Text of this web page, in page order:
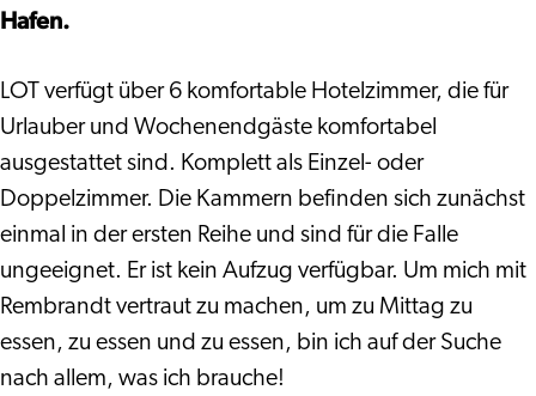
Hafen.
LOT verfügt über 6 komfortable Hotelzimmer, die für
Urlauber und Wochenendgäste komfortabel
ausgestattet sind. Komplett als Einzel- oder
Doppelzimmer. Die Kammern befinden sich zunächst
einmal in der ersten Reihe und sind für die Falle
ungeeignet. Er ist kein Aufzug verfügbar. Um mich mit
Rembrandt vertraut zu machen, um zu Mittag zu
essen, zu essen und zu essen, bin ich auf der Suche
nach allem, was ich brauche!